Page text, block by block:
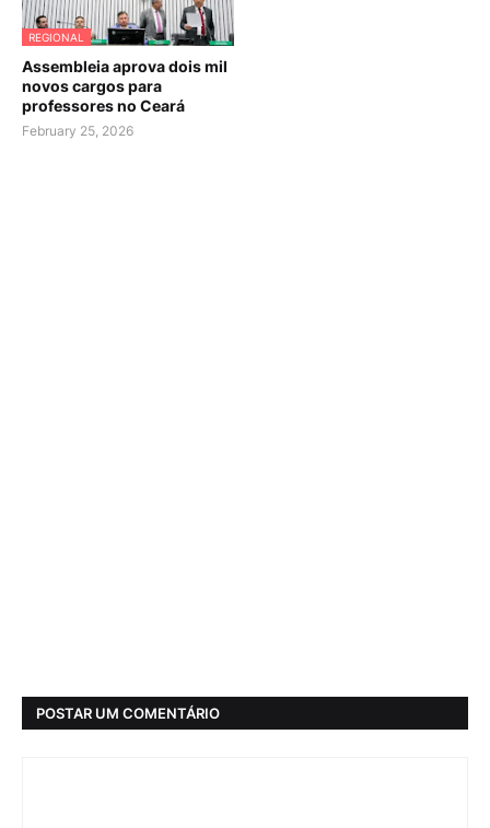
REGIONAL
Assembleia aprova dois mil
novos cargos para
professores no Ceará
February 25, 2026
POSTAR UM COMENTÁRIO